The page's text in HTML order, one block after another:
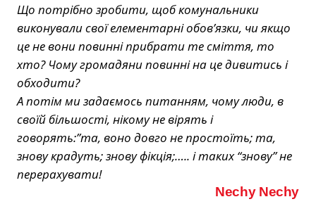
Що потрібно зробити, щоб комунальники
виконували свої елементарні обов’язки, чи якщо
це не вони повинні прибрати те сміття, то
хто? Чому громадяни повинні на це дивитись і
обходити?
А потім ми задаємось питанням, чому люди, в
своїй більшості, нікому не вірять і
говорять:”та, воно довго не простоїть; та,
знову крадуть; знову фікція;….. і таких “знову” не
перерахувати!
Nechy Nechy